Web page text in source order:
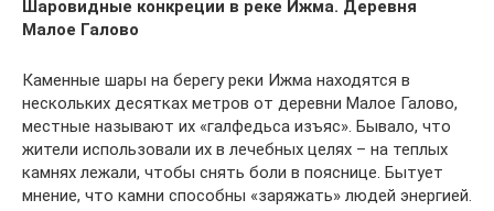
Шаровидные конкреции в реке Ижма. Деревня
Малое Галово
Каменные шары на берегу реки Ижма находятся в
нескольких десятках метров от деревни Малое Галово,
местные называют их «галфедьса изъяс». Бывало, что
жители использовали их в лечебных целях – на теплых
камнях лежали, чтобы снять боли в пояснице. Бытует
мнение, что камни способны «заряжать» людей энергией.